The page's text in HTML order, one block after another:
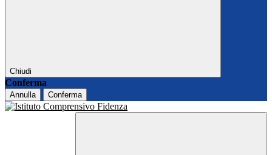
Chiudi
Conferma
Annulla Conferma